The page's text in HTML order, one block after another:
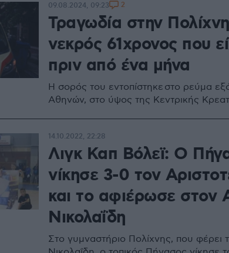
Τραγωδία στην
νεκρός 61χρονος που
πριν από ένα μήνα
Η σορός του εντοπίστηκε στο ρεύμα
Αθηνών, στο ύψος της Κεντρικής
09.08.2024, 09:23 2
Λιγκ Καπ Βόλεϊ: Ο
νίκησε 3-0 τον
και το αφιέρωσε στον
Νικολαΐδη
Στο γυμναστήριο Πολίχνης, που
14.10.2022, 22:28